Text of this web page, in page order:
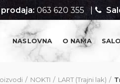
063 620 355 |
NASLOVNA O NAMA
NOKTI LART (Trajni lak)